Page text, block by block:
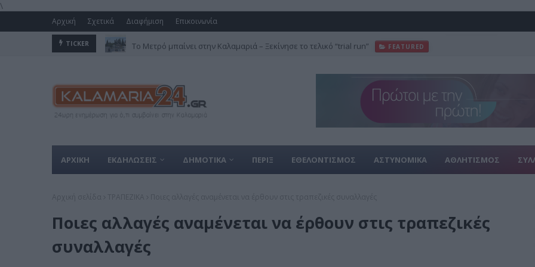
\
Αρχική Σχετικά Διαφήμιση Επικοινωνία
TICKER Το Μετρό μπαίνει στην Καλαμαριά – Ξεκίνησε το τελικό “trial run” FEATURED
ΑΡΧΙΚΗ ΕΚΔΗΛΩΣΕΙΣ ΔΗΜΟΤΙΚΑ ΠΕΡΙΞ ΕΘΕΛΟΝΤΙΣΜΟΣ ΑΣΤΥΝΟΜΙΚΑ ΑΘΛΗΤΙΣΜΟΣ
Ποιες αλλαγές αναμένεται να έρθουν στις τραπεζικές
συναλλαγές